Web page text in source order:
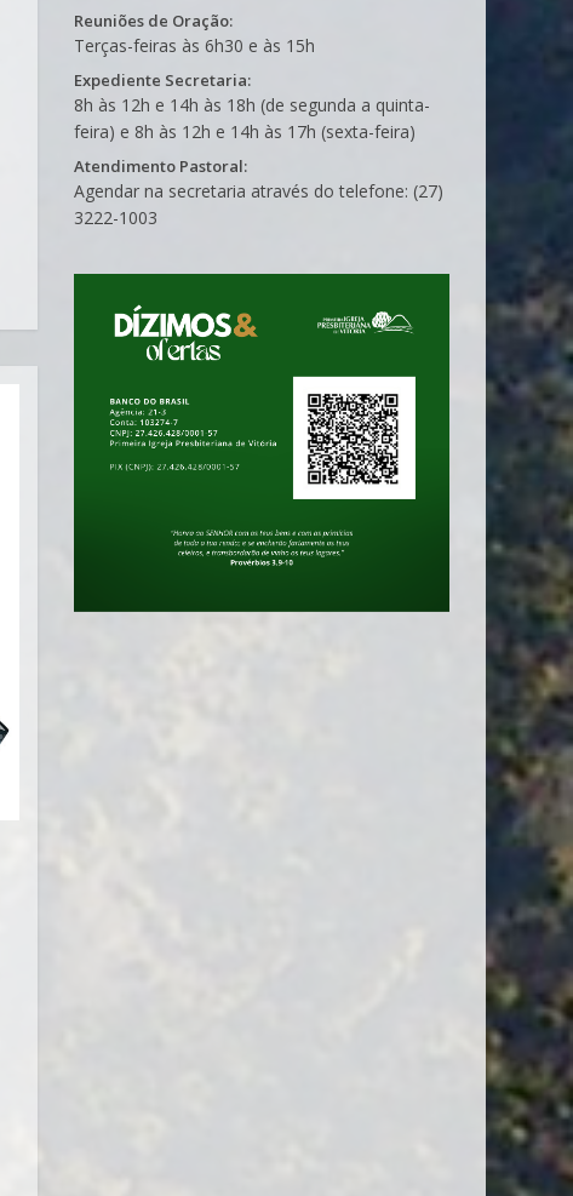
Reuniões de Oração:
Terças-feiras às 6h30 e às 15h
Expediente Secretaria:
8h às 12h e 14h às 18h (de segunda a quinta-
feira) e 8h às 12h e 14h às 17h (sexta-feira)
Atendimento Pastoral:
Agendar na secretaria através do telefone: (27)
3222-1003